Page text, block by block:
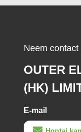
Neem
OUTER
(HK)
E-mail